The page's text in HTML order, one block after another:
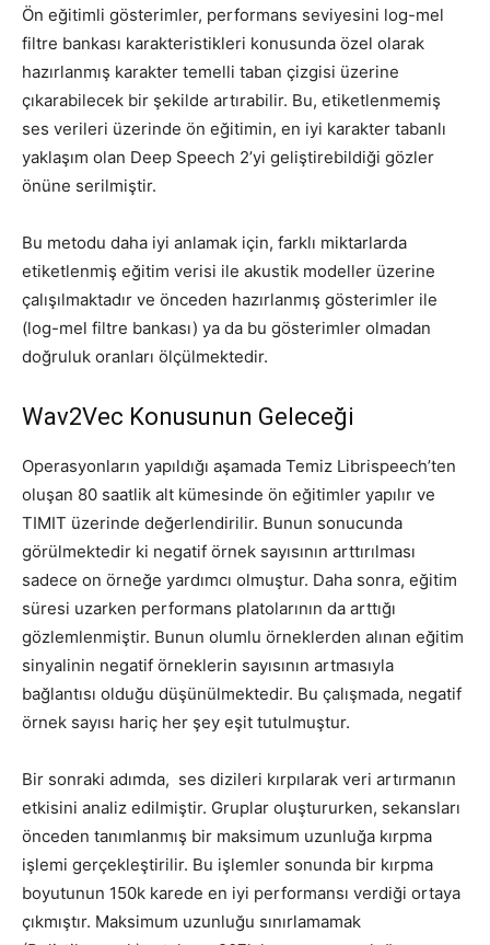
Ön eğitimli gösterimler, performans seviyesini log-mel
filtre bankası karakteristikleri konusunda özel olarak
hazırlanmış karakter temelli taban çizgisi üzerine
çıkarabilecek bir şekilde artırabilir. Bu, etiketlenmemiş
ses verileri üzerinde ön eğitimin, en iyi karakter tabanlı
yaklaşım olan Deep Speech 2’yi geliştirebildiği gözler
önüne serilmiştir.
Bu metodu daha iyi anlamak için, farklı miktarlarda
etiketlenmiş eğitim verisi ile akustik modeller üzerine
çalışılmaktadır ve önceden hazırlanmış gösterimler ile
(log-mel filtre bankası) ya da bu gösterimler olmadan
doğruluk oranları ölçülmektedir.
Wav2Vec Konusunun Geleceği
Operasyonların yapıldığı aşamada Temiz Librispeech’ten
oluşan 80 saatlik alt kümesinde ön eğitimler yapılır ve
TIMIT üzerinde değerlendirilir. Bunun sonucunda
görülmektedir ki negatif örnek sayısının arttırılması
sadece on örneğe yardımcı olmuştur. Daha sonra, eğitim
süresi uzarken performans platolarının da arttığı
gözlemlenmiştir. Bunun olumlu örneklerden alınan eğitim
sinyalinin negatif örneklerin sayısının artmasıyla
bağlantısı olduğu düşünülmektedir. Bu çalışmada, negatif
örnek sayısı hariç her şey eşit tutulmuştur.
Bir sonraki adımda, ses dizileri kırpılarak veri artırmanın
etkisini analiz edilmiştir. Gruplar oluştururken, sekansları
önceden tanımlanmış bir maksimum uzunluğa kırpma
işlemi gerçekleştirilir. Bu işlemler sonunda bir kırpma
boyutunun 150k karede en iyi performansı verdiği ortaya
çıkmıştır. Maksimum uzunluğu sınırlamamak